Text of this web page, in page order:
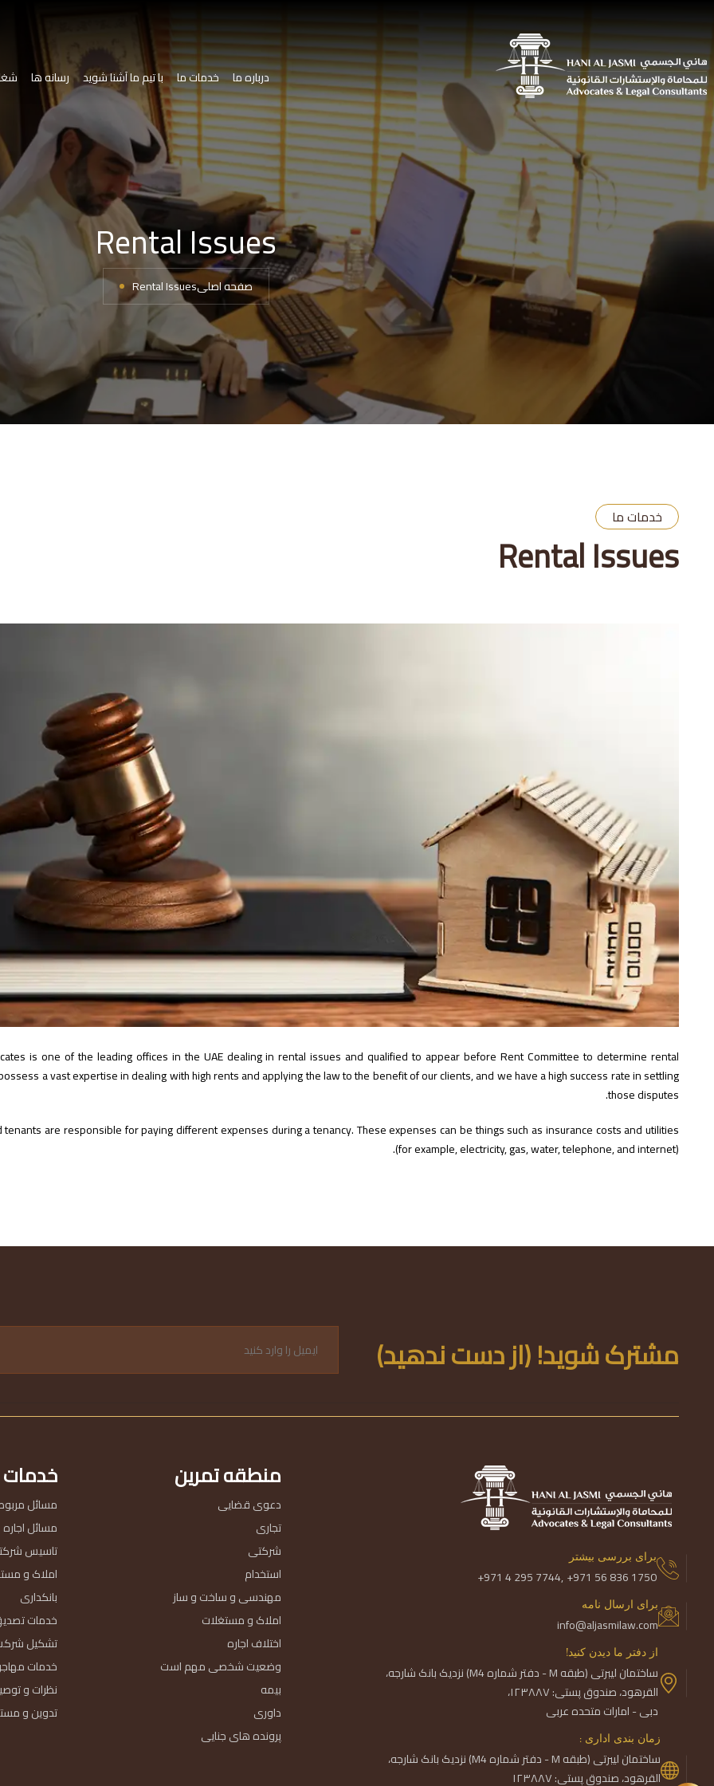
درباره ما خدمات ما با تیم ما آشنا شوید رسانه ها
Rental Issues
صفحه اصلیRental Issues
خدمات ما
Rental Issues
is one of the leading offices in the UAE dealing in rental issues and qualified to appear before Rent Committee to determine rental
a vast expertise in dealing with high rents and applying the law to the benefit of our clients, and we have a high success rate in settling
those disputes.
tenants are responsible for paying different expenses during a tenancy. These expenses can be things such as insurance costs and utilities
(for example, electricity, gas, water, telephone, and internet).
مشترک شوید! (از دست ندهید)
برای بررسی بیشتر
+971 4 295 7744,+971 56 836 1750
برای ارسال نامه
info@aljasmilaw.com
از دفتر ما دیدن کنید!
ساختمان لیبرتی (طبقه M - دفتر شماره M4) نزدیک بانک شارجه،
القرهود، صندوق پستی: ۱۲۳۸۸۷،
دبی - امارات متحده عربی
زمان بندی اداری :
ساختمان لیبرتی (طبقه M - دفتر شماره M4) نزدیک بانک شارجه،
القرهود، صندوق پستی: ۱۲۳۸۸۷
منطقه تمرین
دعوی قضایی
تجاری
شرکتی
استخدام
مهندسی و ساخت و ساز
املاک و مستغلات
اختلاف اجاره
وضعیت شخصی مهم است
بیمه
داوری
پرونده های جنایی
خدمات
مسائل
مسائل اجاره
تاسیس
املاک و
بانکداری
خدمات
تشکیل
خدمات
نظرات و
تدوین و